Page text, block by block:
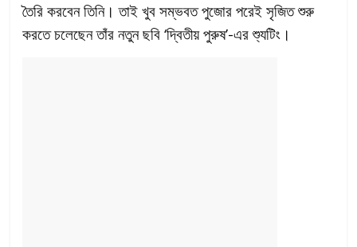
তৈরি করবেন তিনি। তাই খুব সম্ভবত পুজোর পরেই সৃজিত শুরু
করতে চলেছেন তাঁর নতুন ছবি ‘দ্বিতীয় পুরুষ’-এর শ্যুটিং।